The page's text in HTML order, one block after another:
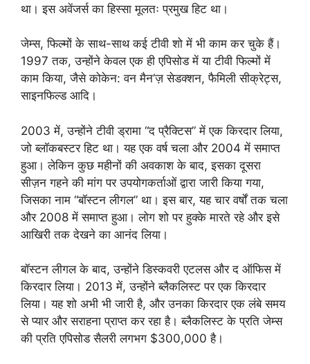
था। इस अवेंजर्स का हिस्सा मूलतः प्रमुख हिट था।
जेम्स, फिल्मों के साथ-साथ कई टीवी शो में भी काम कर चुके हैं।
1997 तक, उन्होंने केवल एक ही एपिसोड में या टीवी फिल्मों में
काम किया, जैसे कोकेन: वन मैन’ज़ सेडक्शन, फैमिली सीक्रेट्स,
साइनफिल्ड आदि।
2003 में, उन्होंने टीवी ड्रामा “द प्रैक्टिस” में एक किरदार लिया,
जो ब्लॉकबस्टर हिट था। यह एक वर्ष चला और 2004 में समाप्त
हुआ। लेकिन कुछ महीनों की अवकाश के बाद, इसका दूसरा
सीज़न गहने की मांग पर उपयोगकर्ताओं द्वारा जारी किया गया,
जिसका नाम “बॉस्टन लीगल” था। इस बार, यह चार वर्षों तक चला
और 2008 में समाप्त हुआ। लोग शो पर हुक्के मारते रहे और इसे
आखिरी तक देखने का आनंद लिया।
बॉस्टन लीगल के बाद, उन्होंने डिस्कवरी एटलस और द ऑफिस में
किरदार लिया। 2013 में, उन्होंने ब्लैकलिस्ट पर एक किरदार
लिया। यह शो अभी भी जारी है, और उनका किरदार एक लंबे समय
से प्यार और सराहना प्राप्त कर रहा है। ब्लैकलिस्ट के प्रति जेम्स
की प्रति एपिसोड सैलरी लगभग $300,000 है।